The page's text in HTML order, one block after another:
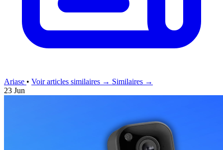
Ariase • Voir articles similaires → Similaires →
23 Jun